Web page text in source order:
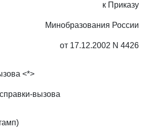
к Приказу
Минобразования России
от 17.12.2002 N 4426
<*>
вызова